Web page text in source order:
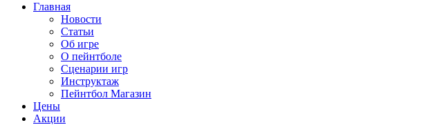
Главная
Новости
Статьи
Об игре
О пейнтболе
Сценарии игр
Инструктаж
Пейнтбол Магазин
Цены
Акции